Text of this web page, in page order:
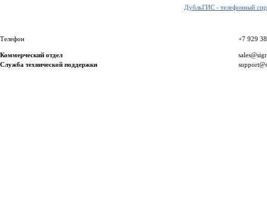
ДубльГИС - телефонный
Телефон +7 929
Коммерческий отдел
Служба технической поддержки